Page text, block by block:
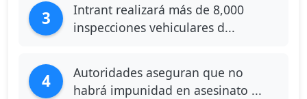
3
Intrant realizará más de 8,000
inspecciones vehiculares d...
4
Autoridades aseguran que no
habrá impunidad en asesinato ...